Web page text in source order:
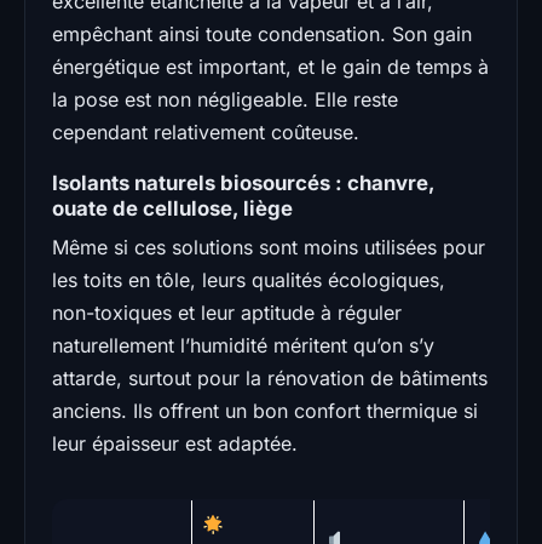
empêchant ainsi toute condensation. Son gain
énergétique est important, et le gain de temps à
la pose est non négligeable. Elle reste
cependant relativement coûteuse.
Isolants naturels biosourcés : chanvre,
ouate de cellulose, liège
Même si ces solutions sont moins utilisées pour
les toits en tôle, leurs qualités écologiques,
non-toxiques et leur aptitude à réguler
naturellement l’humidité méritent qu’on s’y
attarde, surtout pour la rénovation de bâtiments
anciens. Ils offrent un bon confort thermique si
leur épaisseur est adaptée.